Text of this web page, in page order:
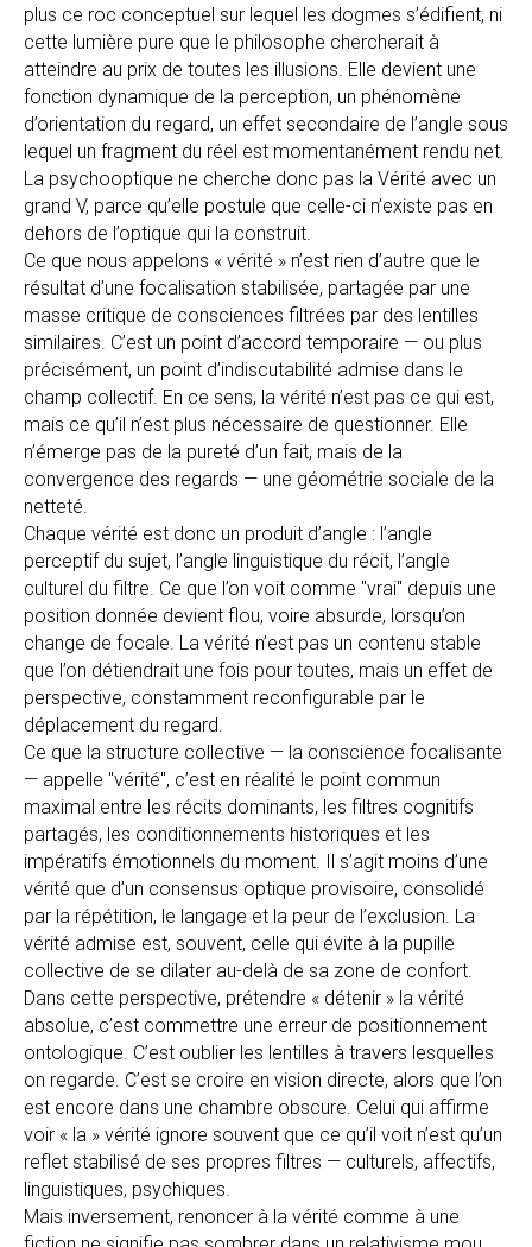
plus ce roc conceptuel sur lequel les dogmes s’édifient, ni
cette lumière pure que le philosophe chercherait à
atteindre au prix de toutes les illusions. Elle devient une
fonction dynamique de la perception, un phénomène
d’orientation du regard, un effet secondaire de l’angle sous
lequel un fragment du réel est momentanément rendu net.
La psychooptique ne cherche donc pas la Vérité avec un
grand V, parce qu’elle postule que celle-ci n’existe pas en
dehors de l’optique qui la construit.
Ce que nous appelons « vérité » n’est rien d’autre que le
résultat d’une focalisation stabilisée, partagée par une
masse critique de consciences filtrées par des lentilles
similaires. C’est un point d’accord temporaire — ou plus
précisément, un point d’indiscutabilité admise dans le
champ collectif. En ce sens, la vérité n’est pas ce qui est,
mais ce qu’il n’est plus nécessaire de questionner. Elle
n’émerge pas de la pureté d’un fait, mais de la
convergence des regards — une géométrie sociale de la
netteté.
Chaque vérité est donc un produit d’angle : l’angle
perceptif du sujet, l’angle linguistique du récit, l’angle
culturel du filtre. Ce que l’on voit comme "vrai" depuis une
position donnée devient flou, voire absurde, lorsqu’on
change de focale. La vérité n’est pas un contenu stable
que l’on détiendrait une fois pour toutes, mais un effet de
perspective, constamment reconfigurable par le
déplacement du regard.
Ce que la structure collective — la conscience focalisante
— appelle "vérité", c’est en réalité le point commun
maximal entre les récits dominants, les filtres cognitifs
partagés, les conditionnements historiques et les
impératifs émotionnels du moment. Il s’agit moins d’une
vérité que d’un consensus optique provisoire, consolidé
par la répétition, le langage et la peur de l’exclusion. La
vérité admise est, souvent, celle qui évite à la pupille
collective de se dilater au-delà de sa zone de confort.
Dans cette perspective, prétendre « détenir » la vérité
absolue, c’est commettre une erreur de positionnement
ontologique. C’est oublier les lentilles à travers lesquelles
on regarde. C’est se croire en vision directe, alors que l’on
est encore dans une chambre obscure. Celui qui affirme
voir « la » vérité ignore souvent que ce qu’il voit n’est qu’un
reflet stabilisé de ses propres filtres — culturels, affectifs,
linguistiques, psychiques.
Mais inversement, renoncer à la vérité comme à une